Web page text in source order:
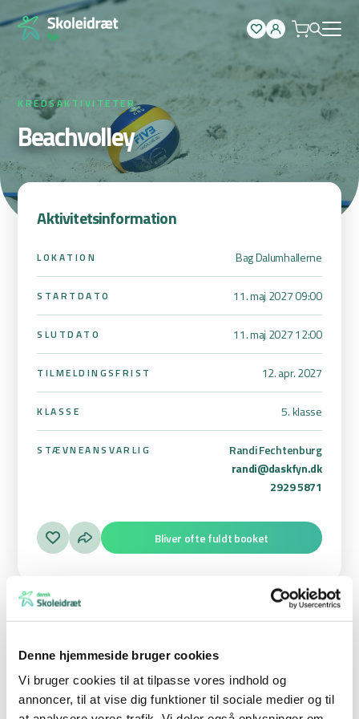
Denne hjemmeside bruger cookies
Vi bruger cookies til at tilpasse vores indhold og
annoncer, til at vise dig funktioner til sociale medier og til
Spring
til
KREDSAKTIVITETER
Beachvolley
Aktivitetsinformation
LOKATION Bag Dalumhallerne
STARTDATO 11. maj 2027 09:00
SLUTDATO 11. maj 2027 12:00
TILMELDINGSFRIST 12. apr. 2027
KLASSE 5. klasse
STÆVNEANSVARLIG
Randi Fechtenburg
randi@daskfyn.dk
2929 5871
Bliver ofte fuldt booket
I skal bare tilmelde jeres klasse, så vil vi give dem en super
oplevelse i sandet, hvor de kommer til at dyste mod andre
klasser. Drenge og piger spiller på samme hold.